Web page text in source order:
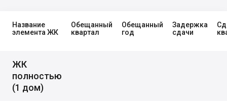
Название
элемента ЖК
Обещанный
квартал
Обещанный
год
Задержка
сдачи
ЖК
полностью
(1 дом)